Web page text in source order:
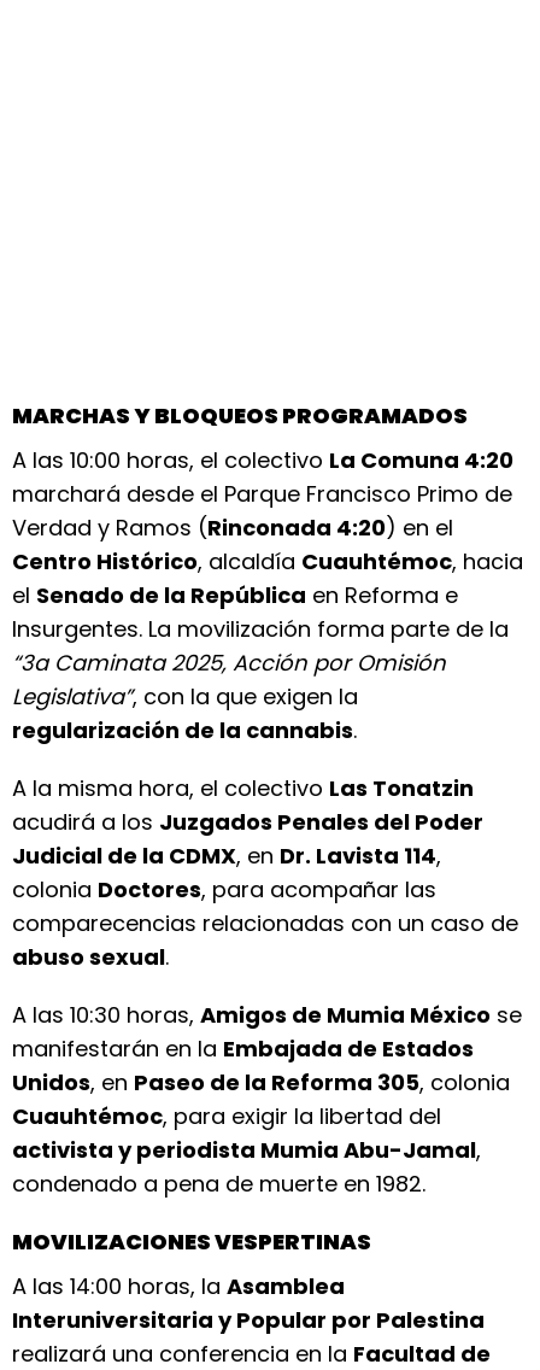
MARCHAS Y BLOQUEOS PROGRAMADOS
A las 10:00 horas, el colectivo La Comuna 4:20
marchará desde el Parque Francisco Primo de
Verdad y Ramos (Rinconada 4:20) en el
Centro Histórico, alcaldía Cuauhtémoc, hacia
el Senado de la República en Reforma e
Insurgentes. La movilización forma parte de la
“3a Caminata 2025, Acción por Omisión
Legislativa”, con la que exigen la
regularización de la cannabis.
A la misma hora, el colectivo Las Tonatzin
acudirá a los Juzgados Penales del Poder
Judicial de la CDMX, en Dr. Lavista 114,
colonia Doctores, para acompañar las
comparecencias relacionadas con un caso de
abuso sexual.
A las 10:30 horas, Amigos de Mumia México se
manifestarán en la Embajada de Estados
Unidos, en Paseo de la Reforma 305, colonia
Cuauhtémoc, para exigir la libertad del
activista y periodista Mumia Abu-Jamal,
condenado a pena de muerte en 1982.
MOVILIZACIONES VESPERTINAS
A las 14:00 horas, la Asamblea
Interuniversitaria y Popular por Palestina
realizará una conferencia en la Facultad de